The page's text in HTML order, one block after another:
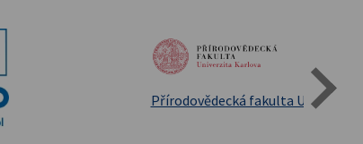
Státní oblastní archív Třeboň